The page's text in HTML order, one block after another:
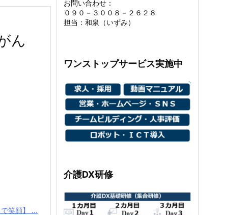
ん
笑顔】 ...
お問い合わせ：
０９０－３００８－２６２８
担当：和泉（いずみ）
ワンストップサービス実施中
介護DX研修